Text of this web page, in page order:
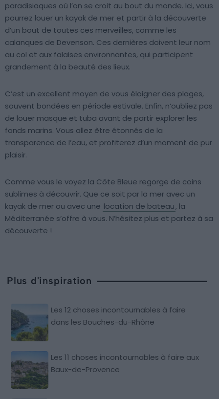
paradisiaques où l’on se croit au bout du monde. Ici, vous
pourrez louer un kayak de mer et partir à la découverte
d’un bout de toutes ces merveilles, comme les
calanques de Devenson. Ces dernières doivent leur nom
au col et aux falaises environnantes, qui participent
grandement à la beauté des lieux.
C’est un excellent moyen de vous éloigner des plages,
souvent bondées en période estivale. Enfin, n’oubliez pas
de louer masque et tuba avant de partir explorer les
fonds marins. Vous allez être étonnés de la
transparence de l’eau, et profiterez d’un moment de pur
plaisir.
Comme vous le voyez la Côte Bleue regorge de coins
sublimes à découvrir. Que ce soit par la mer avec un
kayak de mer ou avec une location de bateau, la
Méditerranée s’offre à vous. N’hésitez plus et partez à sa
découverte !
Plus d'inspiration
Les 12 choses incontournables à faire
dans les Bouches-du-Rhône
Les 11 choses incontournables à faire aux
Baux-de-Provence